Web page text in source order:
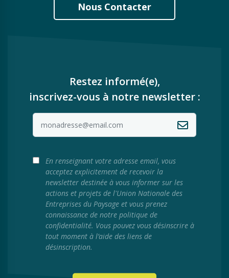
Nous Contacter
Restez informé(e),
inscrivez-vous à notre newsletter :
En renseignant votre adresse email, vous
acceptez explicitement de recevoir la
newsletter destinée à vous informer sur les
actions et projets de l'Union Nationale des
Entreprises du Paysage et vous prenez
connaissance de notre politique de
confidentialité. Vous pouvez vous désinscrire à
tout moment à l’aide des liens de
désinscription.